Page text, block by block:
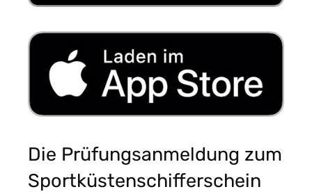
Die Prüfungsanmeldung zum
Sportküstenschifferschein